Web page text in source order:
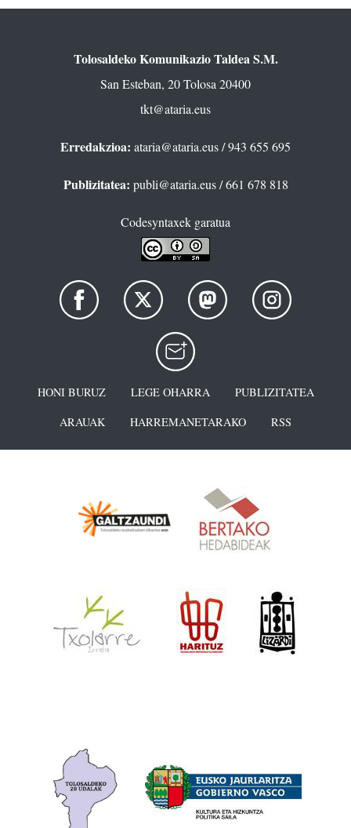
Tolosaldeko Komunikazio Taldea S.M.
San Esteban, 20 Tolosa 20400
tkt@ataria.eus
Erredakzioa: ataria@ataria.eus/ 943 655 695
Publizitatea: publi@ataria.eus/ 661 678 818
Codesyntaxek garatua
HONI BURUZ LEGE OHARRA
PUBLIZITATEA
ARAUAK
HARREMANETARAKO RSS